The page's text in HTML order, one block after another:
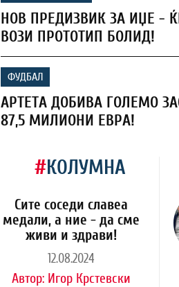
НОВ ПРЕДИЗВИК ЗА ИЏЕ -
ВОЗИ ПРОТОТИП БОЛИД!
ФУДБАЛ
АРТЕТА ДОБИВА ГОЛЕМО
87,5 МИЛИОНИ ЕВРА!
#КОЛУМНА
Сите соседи славеа
медали, а ние - да сме
живи и здрави!
12.08.2024
Автор: Игор Крстевски